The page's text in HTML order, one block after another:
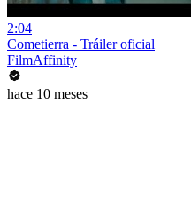
2:04
Cometierra - Tráiler oficial
FilmAffinity
hace 10 meses